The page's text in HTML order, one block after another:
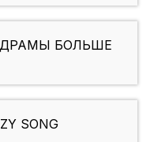
БОЛЬШЕ
SONG